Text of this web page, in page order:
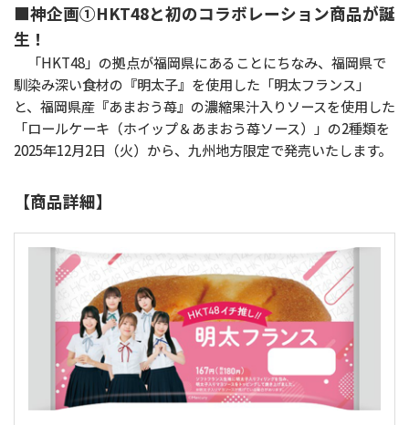
■神企画①HKT48と初のコラボレーション商品が誕
生！
「HKT48」の拠点が福岡県にあることにちなみ、福岡県で
馴染み深い食材の『明太子』を使用した「明太フランス」
と、福岡県産『あまおう苺』の濃縮果汁入りソースを使用した
「ロールケーキ（ホイップ＆あまおう苺ソース）」の2種類を
2025年12月2日（火）から、九州地方限定で発売いたします。
【商品詳細】